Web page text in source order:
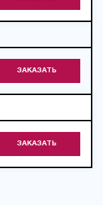
ЗАКАЗАТЬ
ЗАКАЗАТЬ